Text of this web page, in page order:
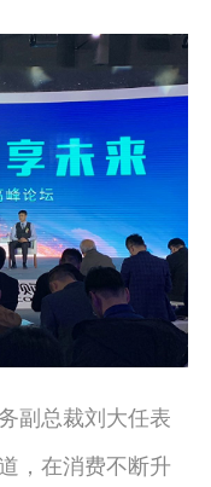
副总裁刘大任表
，在消费不断升